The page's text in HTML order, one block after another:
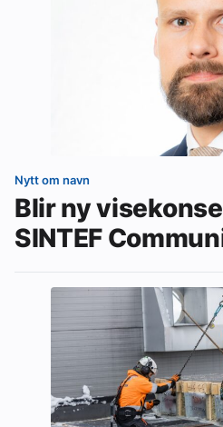
Nytt om navn
Blir ny
SINTEF